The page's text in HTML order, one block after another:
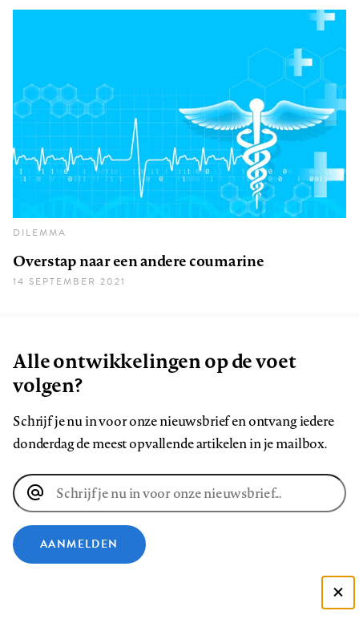
DILEMMA
Overstap naar een andere coumarine
14 SEPTEMBER 2021
Alle ontwikkelingen op de voet
volgen?
Schrijf je nu in voor onze nieuwsbrief en ontvang iedere
donderdag de meest opvallende artikelen in je mailbox.
E-
mailadres
AANMELDEN